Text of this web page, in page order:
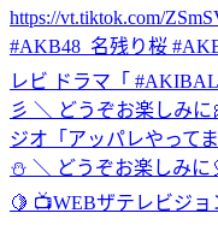
https://vt.tiktok.com/
#AKB48_名残り桜
レビ ドラマ「
彡 ＼ どうぞお楽しみに
ジオ「アッパレやって
⛄ ＼ どうぞお楽しみに
🍋 📺WEBザテレビジ